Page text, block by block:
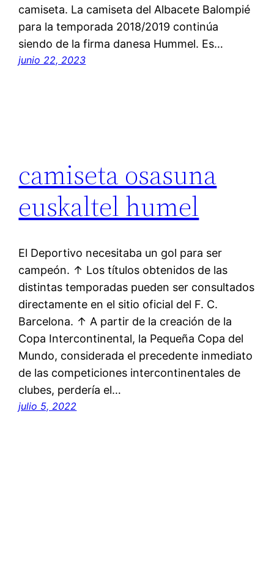
camiseta. La camiseta del Albacete Balompié
para la temporada 2018/2019 continúa
siendo de la firma danesa Hummel. Es…
junio 22, 2023
camiseta osasuna
euskaltel humel
El Deportivo necesitaba un gol para ser
campeón. ↑ Los títulos obtenidos de las
distintas temporadas pueden ser consultados
directamente en el sitio oficial del F. C.
Barcelona. ↑ A partir de la creación de la
Copa Intercontinental, la Pequeña Copa del
Mundo, considerada el precedente inmediato
de las competiciones intercontinentales de
clubes, perdería el…
julio 5, 2022